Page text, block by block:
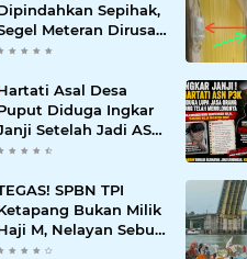
Sepihak,
Meteran Dirusak,
Penambahan
Asal Desa
Diduga Ingkar
Setelah Jadi ASN
Kebaikan Dibalas
SPBN TPI
Bukan Milik
M, Nelayan Sebut
Sulaiman